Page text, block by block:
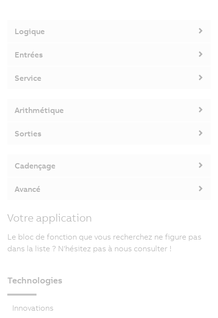
Logique
Entrées
Service
Arithmétique
Sorties
Cadençage
Avancé
Votre application
Le bloc de fonction que vous recherchez ne figure pas
dans la liste ? N'hésitez pas à nous consulter !
Technologies
Innovations